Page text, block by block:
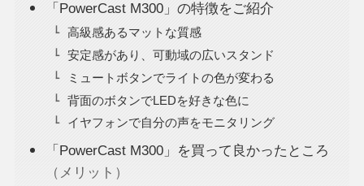
「PowerCast M300」の特徴をご紹介
高級感あるマットな質感
安定感があり、可動域の広いスタンド
ミュートボタンでライトの色が変わる
背面のボタンでLEDを好きな色に
イヤフォンで自分の声をモニタリング
「PowerCast M300」を買って良かったところ
（メリット）